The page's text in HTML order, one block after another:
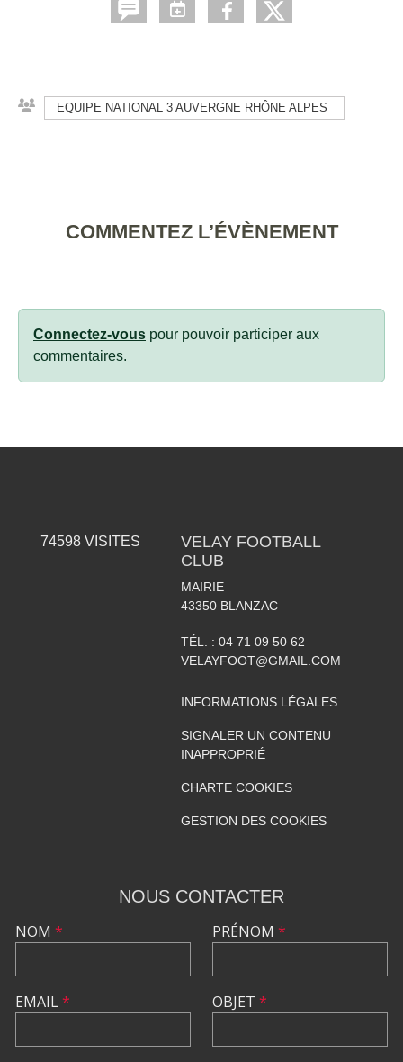
EQUIPE NATIONAL 3 AUVERGNE RHÔNE ALPES
COMMENTEZ L’ÉVÈNEMENT
Connectez-vous pour pouvoir participer aux
commentaires.
74598VISITES
VELAY FOOTBALL
CLUB
MAIRIE
43350 BLANZAC
TÉL. : 04 71 09 50 62
VELAYFOOT@GMAIL.COM
INFORMATIONS LÉGALES
SIGNALER UN CONTENU
INAPPROPRIÉ
CHARTE COOKIES
GESTION DES COOKIES
NOUS CONTACTER
NOM *
EMAIL*
PRÉNOM *
OBJET *